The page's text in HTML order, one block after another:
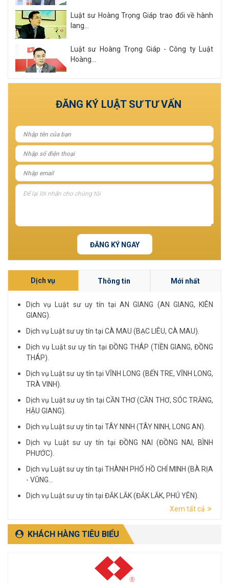
Luật sư Hoàng Trọng Giáp trao đổi về hành
lang...
Luật sư Hoàng Trọng Giáp - Công ty Luật
Hoàng...
Xem tất cả
ĐĂNG KÝ LUẬT SƯ TƯ VẤN
ĐĂNG KÝ NGAY
Dịch vụ Thông tin Mới nhất
Dịch vụ Luật sư uy tín tại AN GIANG (AN GIANG, KIÊN
GIANG).
Dịch vụ Luật sư uy tín tại CÀ MAU (BẠC LIÊU, CÀ MAU).
Dịch vụ Luật sư uy tín tại ĐỒNG THÁP (TIỀN GIANG, ĐỒNG
THÁP).
Dịch vụ Luật sư uy tín tại VĨNH LONG (BẾN TRE, VĨNH LONG,
TRÀ VINH).
Dịch vụ Luật sư uy tín tại CẦN THƠ (CẦN THƠ, SÓC TRĂNG,
HẬU GIANG).
Dịch vụ Luật sư uy tín tại TÂY NINH (TÂY NINH, LONG AN).
Dịch vụ Luật sư uy tín tại ĐỒNG NAI (ĐỒNG NAI, BÌNH
PHƯỚC).
Dịch vụ Luật sư uy tín tại THÀNH PHỐ HỒ CHÍ MINH (BÀ RỊA
- VŨNG...
Dịch vụ Luật sư uy tín tại ĐẮK LẮK (ĐẮK LẮK, PHÚ YÊN).
Dịch vụ Luật sư uy tín tại LÂM ĐỒNG (LÂM ĐỒNG, ĐẮK
NÔNG, BÌNH THUẬN).
Xem tất cả
KHÁCH HÀNG TIÊU BIỂU